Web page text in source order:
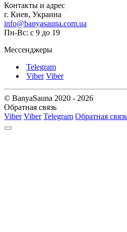
Контакты и адрес
г. Киев, Украина
info@banyasauna.com.ua
Пн-Вс: с 9 до 19
Мессенджеры
Telegram
Viber Viber
© BanyaSauna 2020 - 2026
Обратная связь
Viber Viber Telegram Обратная связь